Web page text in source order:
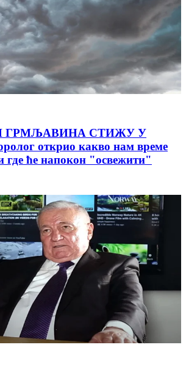
ГРМЉАВИНА СТИЖУ У
открио какво нам време
где ће напокон "освежити"